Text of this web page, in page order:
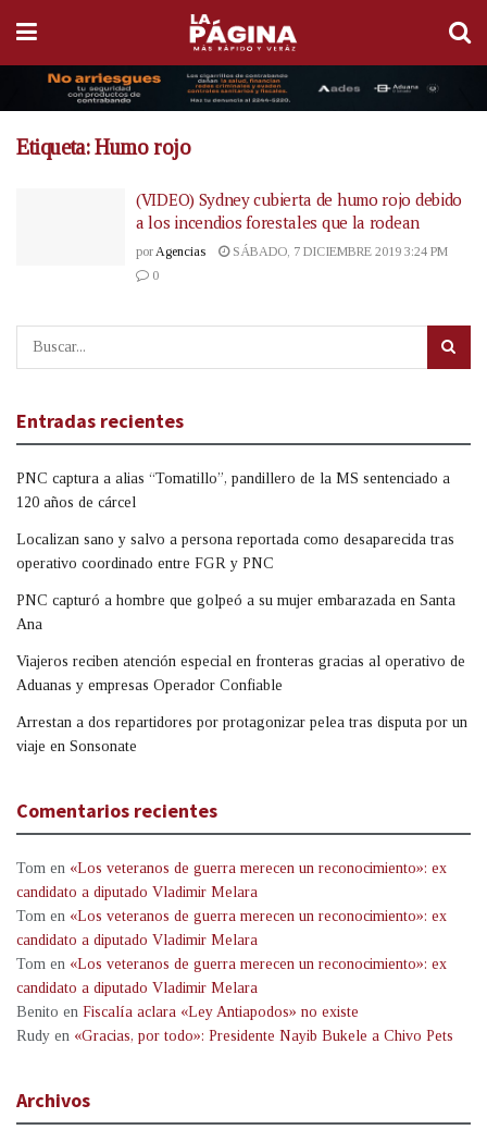
Etiqueta:Humo rojo
(VIDEO) Sydney cubierta de humo rojo debido
a los incendios forestales que la rodean
por Agencias
SÁBADO, 7 DICIEMBRE 2019 3:24 PM
0
Entradas recientes
PNC captura a alias “Tomatillo”, pandillero de la MS sentenciado a
120 años de cárcel
Localizan sano y salvo a persona reportada como desaparecida tras
operativo coordinado entre FGR y PNC
PNC capturó a hombre que golpeó a su mujer embarazada en Santa
Ana
Viajeros reciben atención especial en fronteras gracias al operativo de
Aduanas y empresas Operador Confiable
Arrestan a dos repartidores por protagonizar pelea tras disputa por un
viaje en Sonsonate
Comentarios recientes
Tom en «Los veteranos de guerra merecen un reconocimiento»: ex
candidato a diputado Vladimir Melara
Tom en «Los veteranos de guerra merecen un reconocimiento»: ex
candidato a diputado Vladimir Melara
Tom en «Los veteranos de guerra merecen un reconocimiento»: ex
candidato a diputado Vladimir Melara
Benito en Fiscalía aclara «Ley Antiapodos» no existe
Rudy en «Gracias, por todo»: Presidente Nayib Bukele a Chivo Pets
Archivos